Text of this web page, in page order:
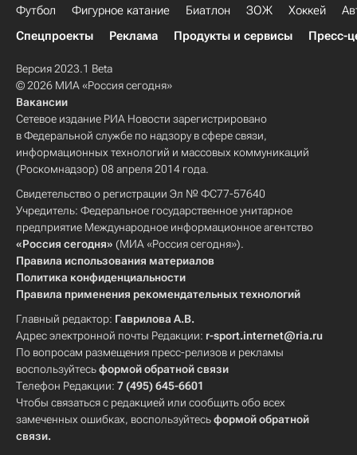
Футбол Фигурное катание Биатлон ЗОЖ Хоккей
Спецпроекты
Реклама Продукты и сервисы Пресс-
Версия 2023.1 Beta
© 2026 МИА «Россия сегодня»
Вакансии
Сетевое издание РИА Новости зарегистрировано
в Федеральной службе по надзору в сфере связи,
информационных технологий и массовых коммуникаций
(Роскомнадзор) 08 апреля 2014 года.
Свидетельство о регистрации Эл № ФС77-57640
Учредитель: Федеральное государственное унитарное
предприятие Международное информационное агентство
«Россия сегодня» (МИА «Россия сегодня»).
Правила использования материалов
Политика конфиденциальности
Правила применения рекомендательных технологий
Главный редактор: Гаврилова А.В.
Адрес электронной почты Редакции: r-sport.internet@ria.ru
По вопросам размещения пресс-релизов и рекламы
воспользуйтесьформой обратной связи
Телефон Редакции: 7 (495) 645-6601
Чтобы связаться с редакцией или сообщить обо всех
замеченных ошибках, воспользуйтесьформой обратной
связи.